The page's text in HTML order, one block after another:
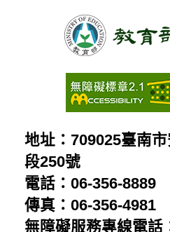
地址：709025臺南
段250號
電話：06-356-8889
傳真：06-356-4981
無障礙服務專線電話